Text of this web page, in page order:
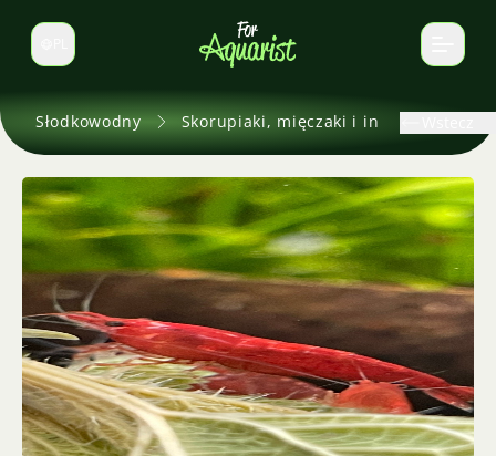
Zmień język
Słodkowodny Skorupiaki, mięczaki i inne